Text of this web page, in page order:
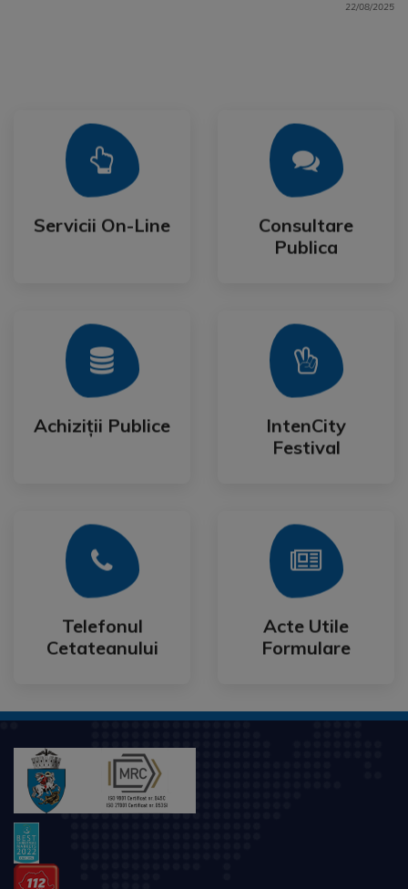
22/08/2025
Servicii On-Line
Servicii On-Line
Mai Mult
Consultare
Publica
Consultare
Publica
Mai Mult
Achiziții Publice
Achiziții Publice
Mai Mult
IntenCity
Festival
IntenCity
Festival
Mai Mult
Telefonul
Cetateanului
Telefonul
Cetateanului
Mai Mult
Acte Utile
Formulare
Acte Utile
Formulare
Mai Mult